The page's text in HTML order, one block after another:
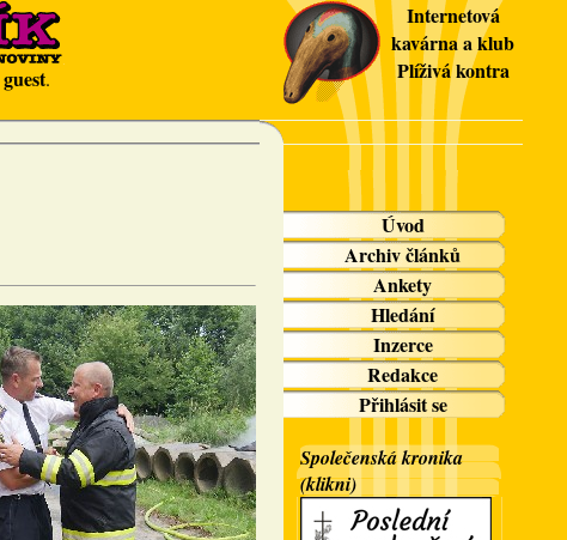
guest.
Internetová
kavárna a klub
Plíživá kontra
Úvod
Archiv článků
Ankety
Hledání
Inzerce
Redakce
Přihlásit se
Společenská kronika
(klikni)